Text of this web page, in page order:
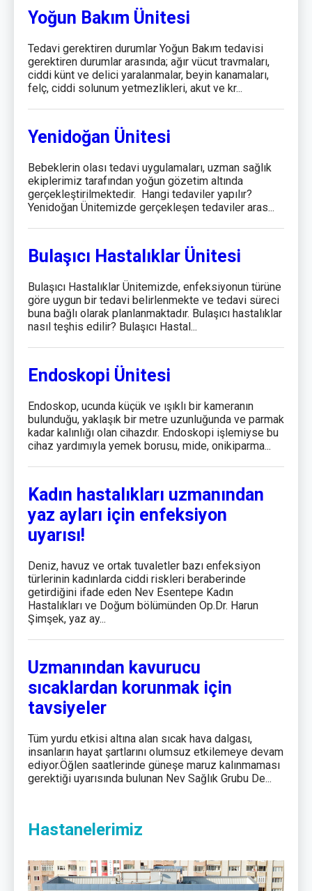
Yoğun Bakım Ünitesi
Tedavi gerektiren durumlar Yoğun Bakım tedavisi
gerektiren durumlar arasında; ağır vücut travmaları,
ciddi künt ve delici yaralanmalar, beyin kanamaları,
felç, ciddi solunum yetmezlikleri, akut ve kr...
Yenidoğan Ünitesi
Bebeklerin olası tedavi uygulamaları, uzman sağlık
ekiplerimiz tarafından yoğun gözetim altında
gerçekleştirilmektedir. Hangi tedaviler yapılır?
Yenidoğan Ünitemizde gerçekleşen tedaviler aras...
Bulaşıcı Hastalıklar Ünitesi
Bulaşıcı Hastalıklar Ünitemizde, enfeksiyonun türüne
göre uygun bir tedavi belirlenmekte ve tedavi süreci
buna bağlı olarak planlanmaktadır. Bulaşıcı hastalıklar
nasıl teşhis edilir? Bulaşıcı Hastal...
Endoskopi Ünitesi
Endoskop, ucunda küçük ve ışıklı bir kameranın
bulunduğu, yaklaşık bir metre uzunluğunda ve parmak
kadar kalınlığı olan cihazdır. Endoskopi işlemiyse bu
cihaz yardımıyla yemek borusu, mide, onikiparma...
Kadın hastalıkları uzmanından
yaz ayları için enfeksiyon
uyarısı!
Deniz, havuz ve ortak tuvaletler bazı enfeksiyon
türlerinin kadınlarda ciddi riskleri beraberinde
getirdiğini ifade eden Nev Esentepe Kadın
Hastalıkları ve Doğum bölümünden Op.Dr. Harun
Şimşek, yaz ay...
Uzmanından kavurucu
sıcaklardan korunmak için
tavsiyeler
Tüm yurdu etkisi altına alan sıcak hava dalgası,
insanların hayat şartlarını olumsuz etkilemeye devam
ediyor.Öğlen saatlerinde güneşe maruz kalınmaması
gerektiği uyarısında bulunan Nev Sağlık Grubu De...
Hastanelerimiz